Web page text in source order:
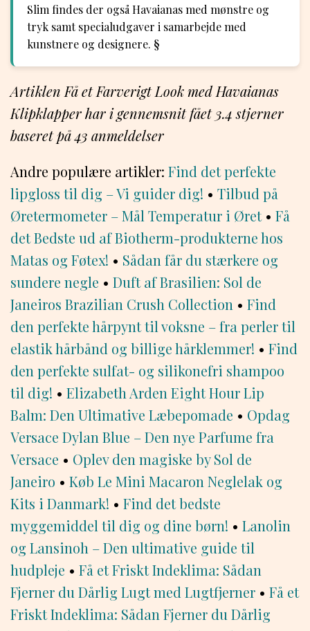
Slim findes der også Havaianas med mønstre og
tryk samt specialudgaver i samarbejde med
kunstnere og designere. §
Artiklen Få et Farverigt Look med Havaianas
Klipklapper har i gennemsnit fået3.4stjerner
baseret på43 anmeldelser
Andre populære artikler: Find det perfekte
lipgloss til dig – Vi guider dig! • Tilbud på
Øretermometer – Mål Temperatur i Øret• Få
det Bedste ud af Biotherm-produkterne hos
Matas og Føtex! • Sådan får du stærkere og
sundere negle • Duft af Brasilien: Sol de
Janeiros Brazilian Crush Collection • Find
den perfekte hårpynt til voksne – fra perler til
elastik hårbånd og billige hårklemmer! • Find
den perfekte sulfat- og silikonefri shampoo
til dig! • Elizabeth Arden Eight Hour Lip
Balm: Den Ultimative Læbepomade • Opdag
Versace Dylan Blue – Den nye Parfume fra
Versace • Oplev den magiske by Sol de
Janeiro • Køb Le Mini Macaron Neglelak og
Kits i Danmark! • Find det bedste
myggemiddel til dig og dine børn! • Lanolin
og Lansinoh – Den ultimative guide til
hudpleje • Få et Friskt Indeklima: Sådan
Fjerner du Dårlig Lugt med Lugtfjerner • Få et
Friskt Indeklima: Sådan Fjerner du Dårlig